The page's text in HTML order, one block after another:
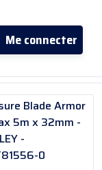
Me connecter